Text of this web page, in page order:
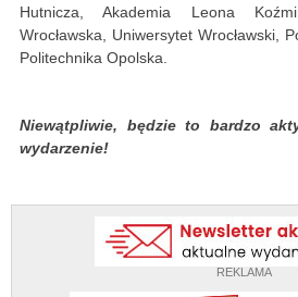
REKLAMA
Hutnicza, Akademia Leona
Wrocławska, Uniwersytet Wrocławski,
Politechnika Opolska.
Niewątpliwie, będzie to bardzo
wydarzenie!